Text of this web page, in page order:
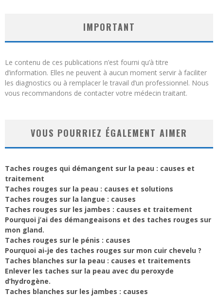
IMPORTANT
Le contenu de ces publications n’est fourni qu’à titre
d’information. Elles ne peuvent à aucun moment servir à faciliter
les diagnostics ou à remplacer le travail d’un professionnel. Nous
vous recommandons de contacter votre médecin traitant.
VOUS POURRIEZ ÉGALEMENT AIMER
Taches rouges qui démangent sur la peau : causes et
traitement
Taches rouges sur la peau : causes et solutions
Taches rouges sur la langue : causes
Taches rouges sur les jambes : causes et traitement
Pourquoi j’ai des démangeaisons et des taches rouges sur
mon gland.
Taches rouges sur le pénis : causes
Pourquoi ai-je des taches rouges sur mon cuir chevelu ?
Taches blanches sur la peau : causes et traitements
Enlever les taches sur la peau avec du peroxyde
d’hydrogène.
Taches blanches sur les jambes : causes